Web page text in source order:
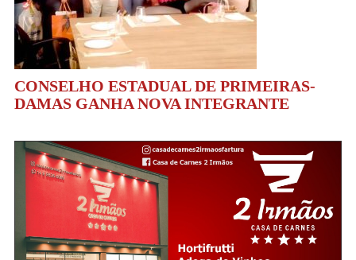
CONSELHO ESTADUAL DE PRIMEIRAS-
DAMAS GANHA NOVA INTEGRANTE